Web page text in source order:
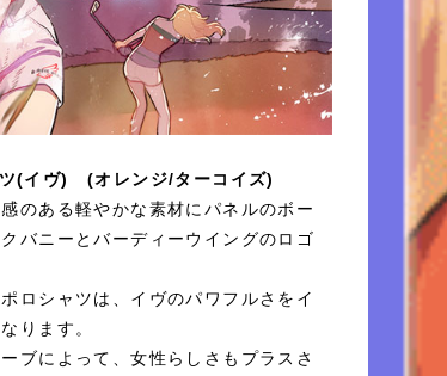
(イヴ) (オレンジ/ターコイズ)
のある軽やかな素材にパネルのボー
バニーとバーディーウイングのロゴ
ロシャツは、イヴのパワフルさをイ
ります。
ブによって、女性らしさもプラスさ